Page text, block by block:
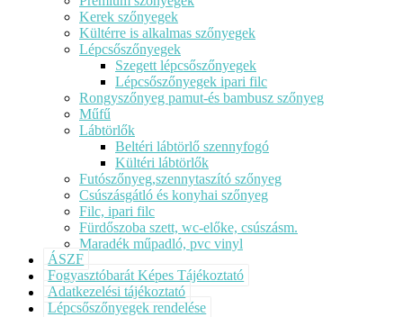
Kerek szőnyegek
Kültérre is alkalmas szőnyegek
Lépcsőszőnyegek
Szegett lépcsőszőnyegek
Lépcsőszőnyegek ipari filc
Rongyszőnyeg pamut-és bambusz szőnyeg
Műfű
Lábtörlők
Beltéri lábtörlő szennyfogó
Kültéri lábtörlők
Futószőnyeg,szennytaszító szőnyeg
Csúszásgátló és konyhai szőnyeg
Filc, ipari filc
Fürdőszoba szett, wc-előke, csúszásm.
Maradék műpadló, pvc vinyl
ÁSZF
Fogyasztóbarát Képes Tájékoztató
Adatkezelési tájékoztató
Lépcsőszőnyegek rendelése